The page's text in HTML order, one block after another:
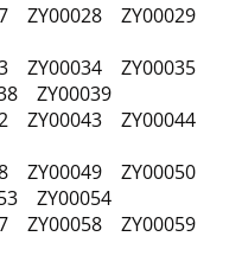
ZY00028 ZY00029
ZY00034 ZY00035
ZY00039
ZY00043 ZY00044
ZY00049 ZY00050
ZY00054
ZY00058 ZY00059